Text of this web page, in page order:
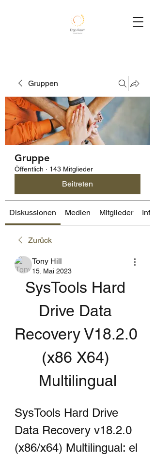
Gruppen
Gruppe
Öffentlich · 143 Mitglieder
Beitreten
Diskussionen Medien Mitglieder Info
Zurück
Tony Hill
15. Mai 2023
SysTools Hard
Drive Data
Recovery V18.2.0
(x86 X64)
Multilingual
SysTools Hard Drive
Data Recovery v18.2.0
(x86/x64) Multilingual: el